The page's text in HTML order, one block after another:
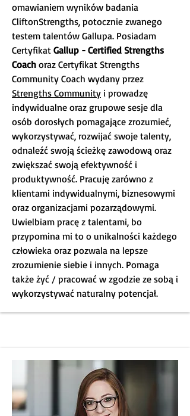
omawianiem wyników badania
CliftonStrengths, potocznie zwanego
testem talentów Gallupa. Posiadam
Certyfikat Gallup - Certified Strengths
Coach oraz Certyfikat Strengths
Community Coach wydany przez
Strengths Community i prowadzę
indywidualne oraz grupowe sesje dla
osób dorosłych pomagające zrozumieć,
wykorzystywać, rozwijać swoje talenty,
odnaleźć swoją ścieżkę zawodową oraz
zwiększać swoją efektywność i
produktywność. Pracuję zarówno z
klientami indywidualnymi, biznesowymi
oraz organizacjami pozarządowymi.
Uwielbiam pracę z talentami, bo
przypomina mi to o unikalności każdego
człowieka oraz pozwala na lepsze
zrozumienie siebie i innych. Pomaga
także żyć / pracować w zgodzie ze sobą i
wykorzystywać naturalny potencjał.